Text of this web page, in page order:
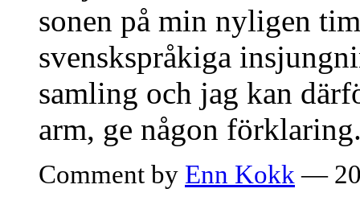
sonen på min nyligen
svenskspråkiga
samling och jag kan
arm, ge någon
Comment by Enn Kokk —